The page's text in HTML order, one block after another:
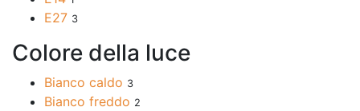
E27 3
Colore della luce
Bianco caldo 3
Bianco freddo 2